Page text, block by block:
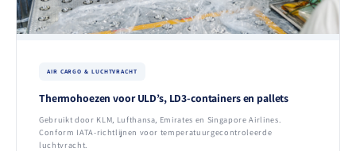
AIR CARGO & LUCHTVRACHT
Thermohoezen voor ULD’s, LD3-containers en pallets
Gebruikt door KLM, Lufthansa, Emirates en Singapore Airlines.
Conform IATA-richtlijnen voor temperatuurgecontroleerde
luchtvracht.